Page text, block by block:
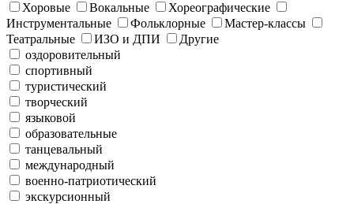
Хоровые
Вокальные
Хореографические
Инструментальные
Фольклорные
Мастер-классы
Театральные
ИЗО и ДПИ
Другие
оздоровительный
спортивный
туристический
творческий
языковой
образовательные
танцевальный
международный
военно-патриотический
экскурсионный